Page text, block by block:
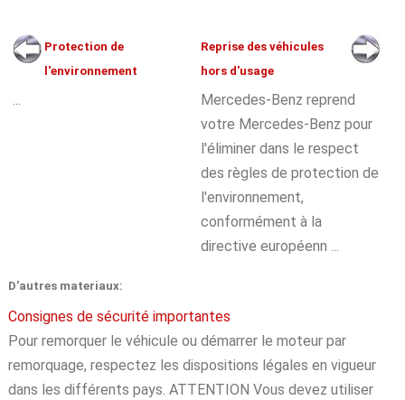
Protection de
l'environnement
Reprise des véhicules
hors d'usage
Mercedes-Benz reprend
votre Mercedes-Benz pour
l'éliminer dans le respect
des règles de protection de
l'environnement,
conformément à la
directive européenn ...
D'autres materiaux:
Consignes de sécurité importantes
Pour remorquer le véhicule ou démarrer le moteur par
remorquage, respectez les dispositions légales en vigueur
dans les différents pays. ATTENTION Vous devez utiliser